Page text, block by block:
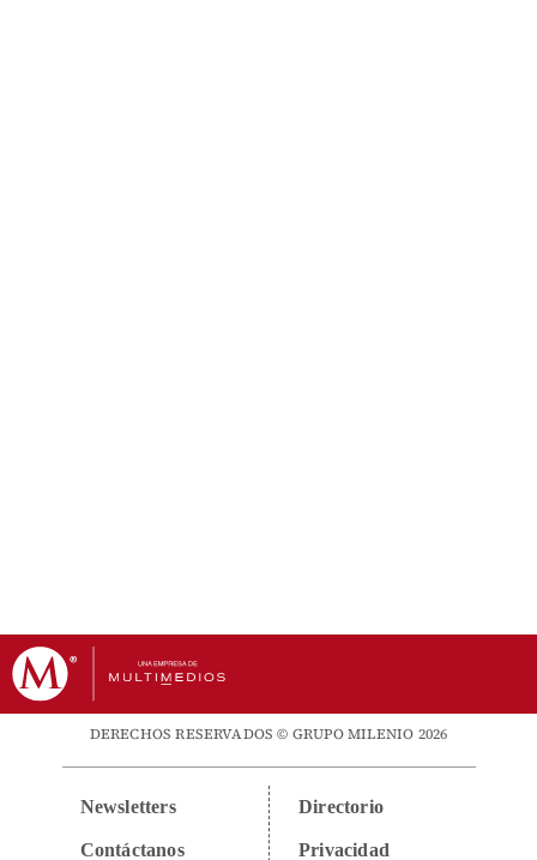
DERECHOS RESERVADOS © GRUPO MILENIO 2026
Newsletters
Contáctanos
Directorio
Privacidad